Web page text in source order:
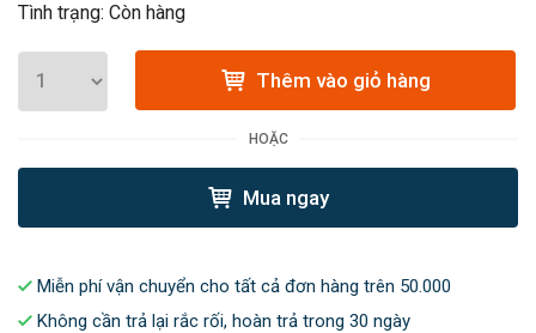
Tình trạng: Còn hàng
Thêm vào giỏ hàng
HOẶC
Mua ngay
Miễn phí vận chuyển cho tất cả đơn hàng trên 50.000
Không cần trả lại rắc rối, hoàn trả trong 30 ngày